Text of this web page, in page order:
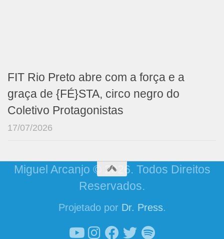
FIT Rio Preto abre com a força e a
graça de {FÉ}STA, circo negro do
Coletivo Protagonistas
17/07/2026
Miguel Arcanjo © 2026. Todos Direitos
Reservados.
Projetado por Dr. Press.